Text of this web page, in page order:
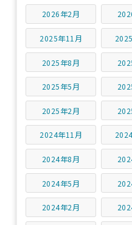
2026年2月
2025年11月
2025年8月
2025年5月
2025年2月
2024年11月
2024年8月
2024年5月
2024年2月